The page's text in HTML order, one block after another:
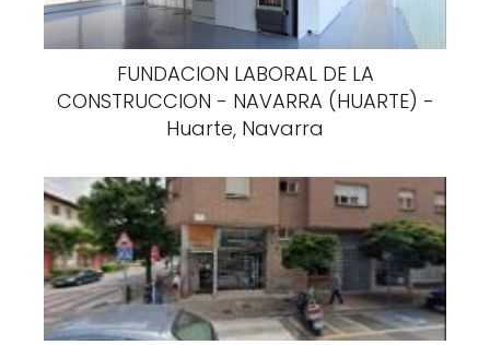
FUNDACION LABORAL DE LA
CONSTRUCCION - NAVARRA (HUARTE) -
Huarte, Navarra